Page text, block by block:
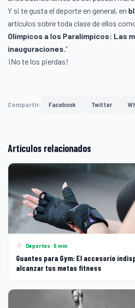
Y si te gusta el deporte en general, en
artículos sobre toda clase de ellos
Olímpicos a los Paralímpicos: Las
inauguraciones.”
¡No te los pierdas!
Compartir: Facebook Twitter
Artículos relacionados
Deportes · 5 min
Guantes para Gym: El accesorio
alcanzar tus metas fitness